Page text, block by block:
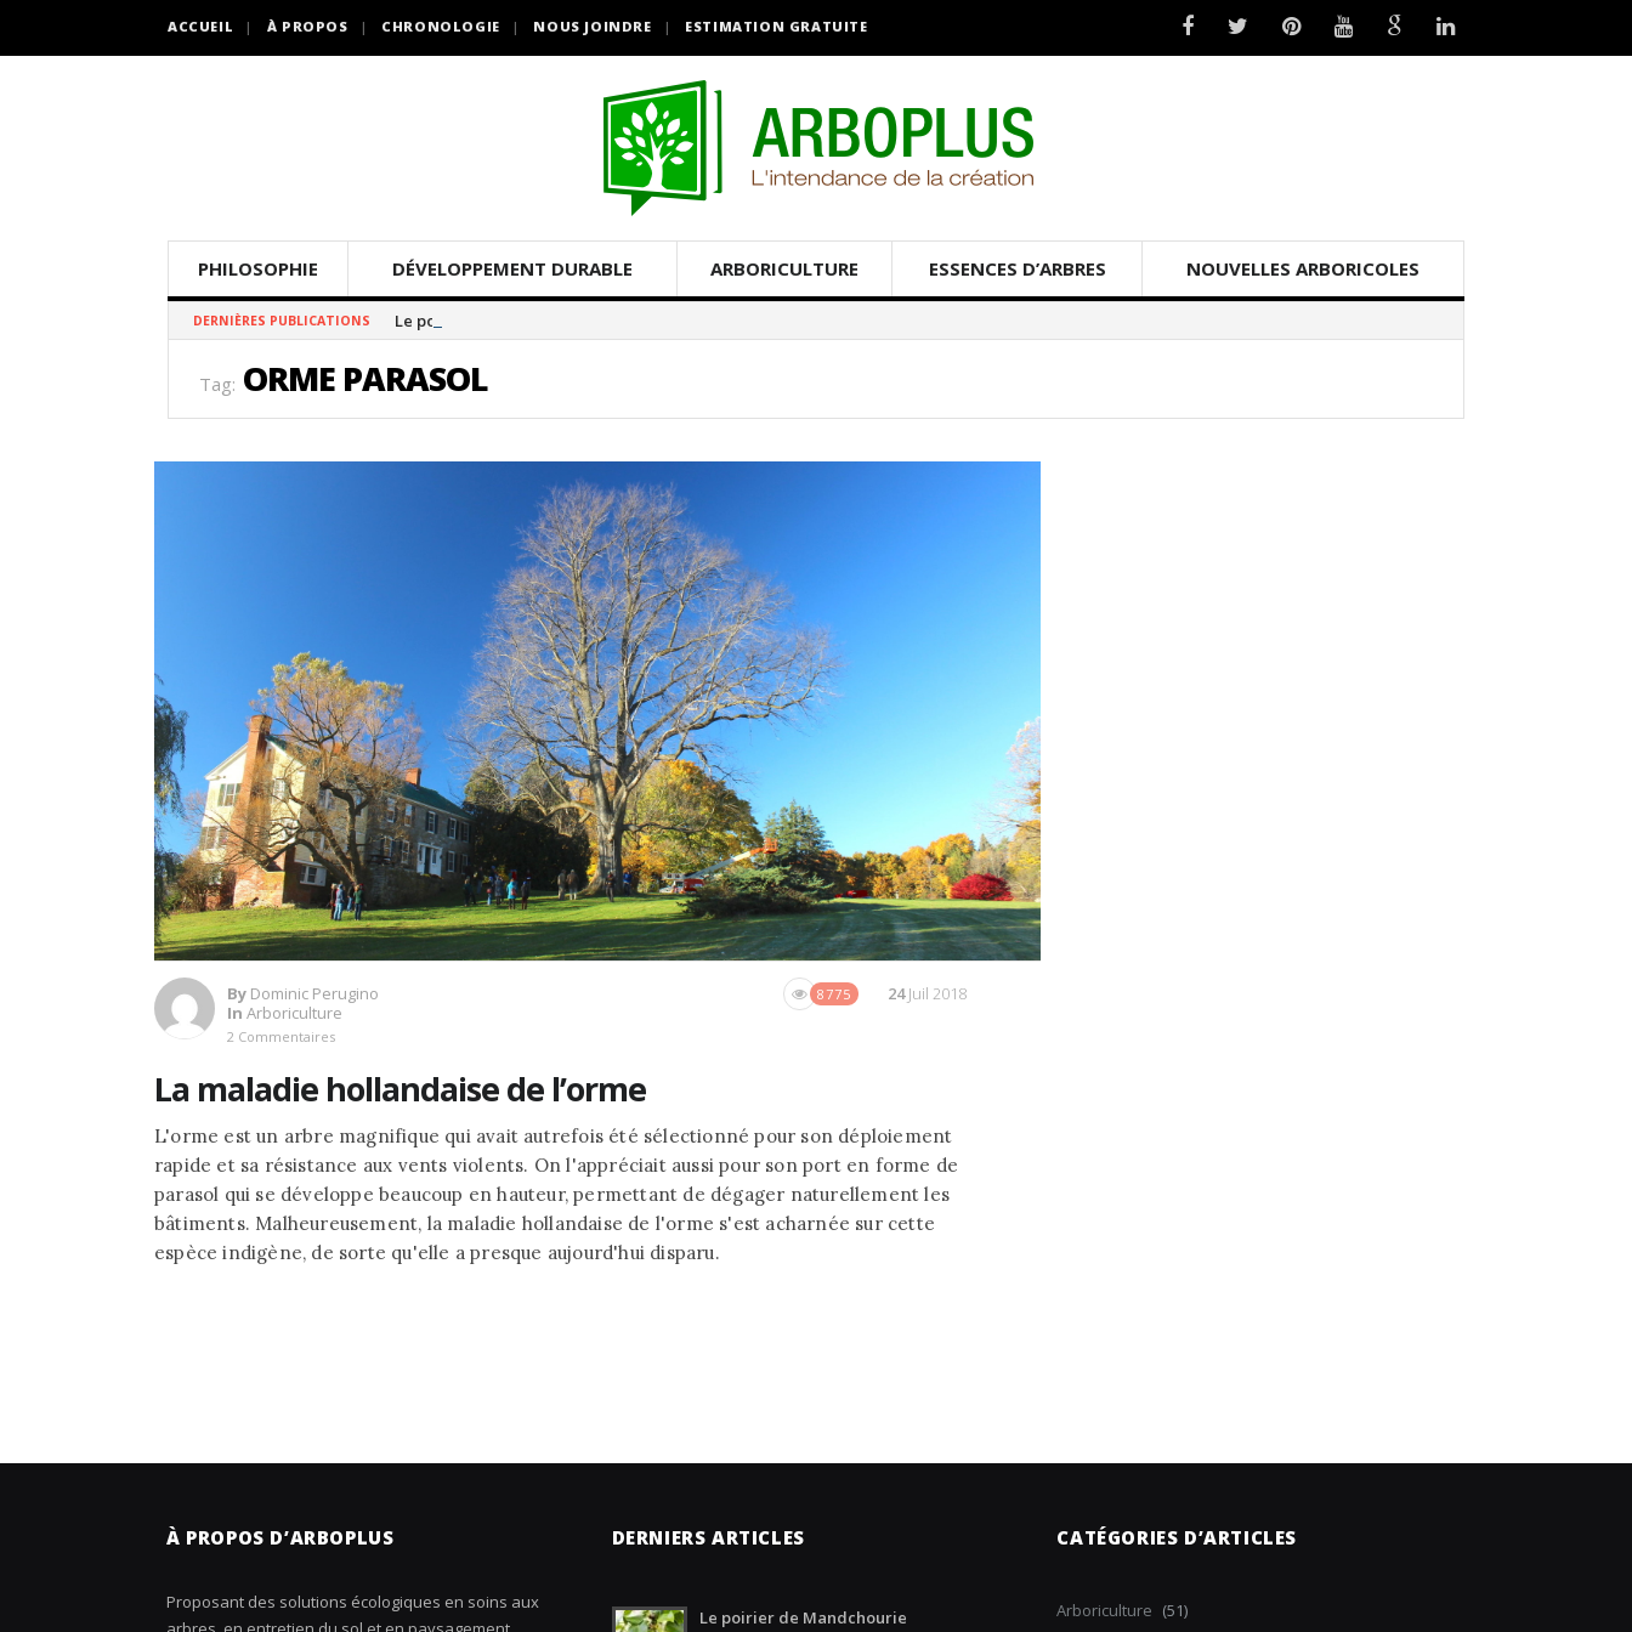
ACCUEIL À PROPOS CHRONOLOGIE NOUS JOINDRE ESTIMATION GRATUITE
PHILOSOPHIE DÉVELOPPEMENT DURABLE ARBORICULTURE ESSENCES D’ARBRES NOUVELLES ARBORICOLES
DERNIÈRES PUBLICATIONS Le pommier thé
Tag: ORME PARASOL
By Dominic Perugino
In Arboriculture
2 Commentaires
8775 24Juil 2018
La maladie hollandaise de l’orme
L'orme est un arbre magnifique qui avait autrefois été sélectionné pour son déploiement
rapide et sa résistance aux vents violents. On l'appréciait aussi pour son port en forme de
parasol qui se développe beaucoup en hauteur, permettant de dégager naturellement les
bâtiments. Malheureusement, la maladie hollandaise de l'orme s'est acharnée sur cette
espèce indigène, de sorte qu'elle a presque aujourd'hui disparu.
À PROPOS D’ARBOPLUS
Proposant des solutions écologiques en soins aux
DERNIERS ARTICLES
Le poirier de Mandchourie
CATÉGORIES D’ARTICLES
Arboriculture (51)